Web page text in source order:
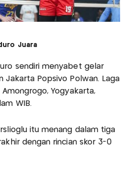
Juara
sendiri menyabet gelar
Jakarta Popsivo Polwan. Laga
Yogyakarta,
WIB.
itu menang dalam tiga
dengan rincian skor 3-0